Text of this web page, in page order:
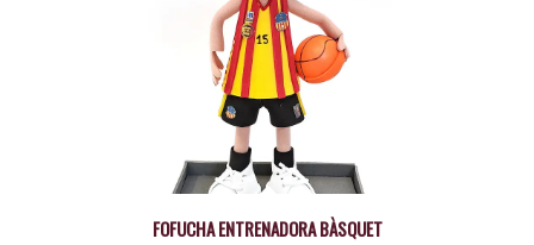
FOFUCHA ENTRENADORA BÀSQUET